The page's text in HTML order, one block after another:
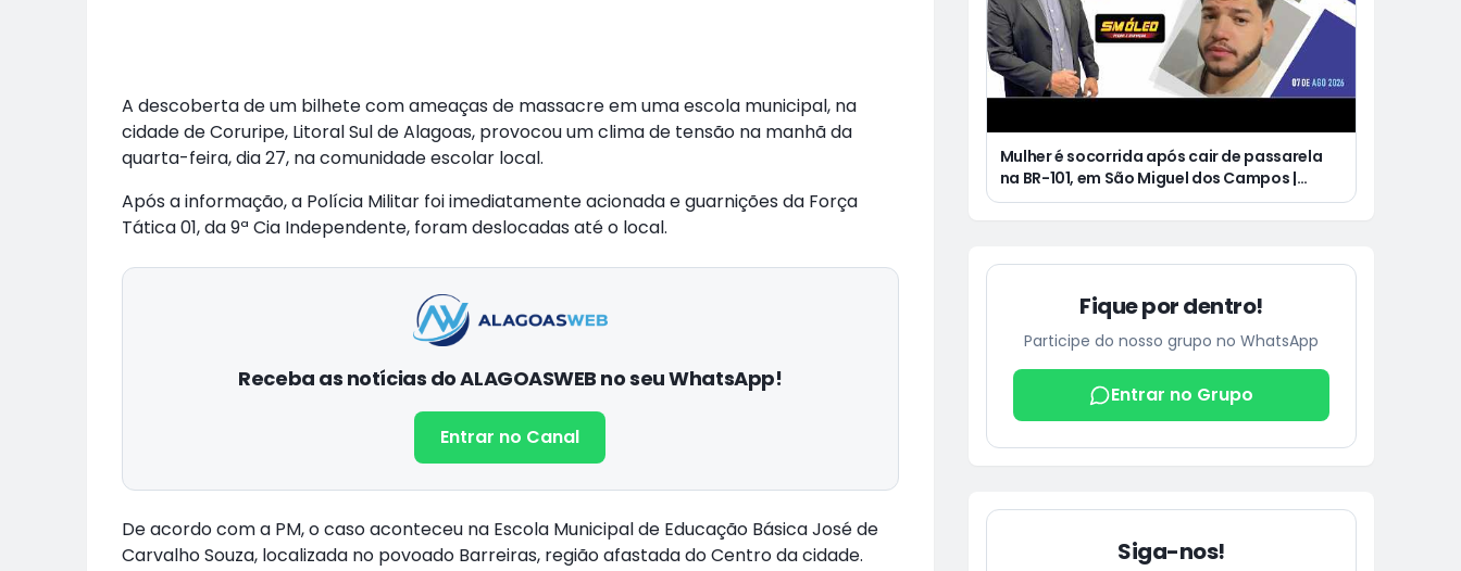
A descoberta de um bilhete com ameaças de massacre em uma escola municipal, na
cidade de Coruripe, Litoral Sul de Alagoas, provocou um clima de tensão na manhã da
quarta-feira, dia 27, na comunidade escolar local.
Após a informação, a Polícia Militar foi imediatamente acionada e guarnições da Força
Tática 01, da 9ª Cia Independente, foram deslocadas até o local.
Receba as notícias do ALAGOASWEB no seu WhatsApp!
Entrar no Canal
De acordo com a PM, o caso aconteceu na Escola Municipal de Educação Básica José de
Carvalho Souza, localizada no povoado Barreiras, região afastada do Centro da cidade.
Mulher é socorrida após cair de passarela
na BR-101, em São Miguel dos Campos |
Jovem de 25 anos morre após acidente de
Fique por dentro!
Participe do nosso grupo no WhatsApp
Entrar no Grupo
Siga-nos!